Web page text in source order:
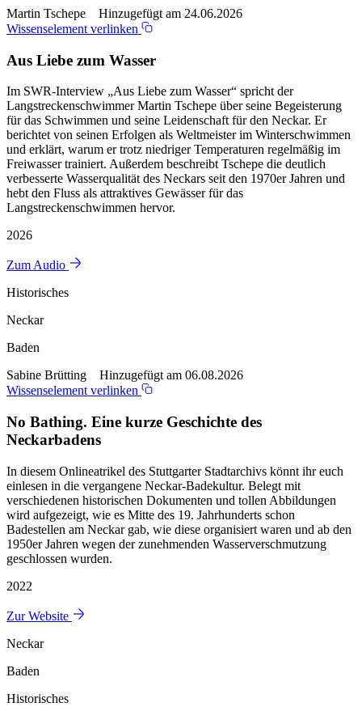
Martin Tschepe Hinzugefügt am 24.06.2026
Wissenselement verlinken
Aus Liebe zum Wasser
Im SWR-Interview „Aus Liebe zum Wasser“ spricht der
Langstreckenschwimmer Martin Tschepe über seine Begeisterung
für das Schwimmen und seine Leidenschaft für den Neckar. Er
berichtet von seinen Erfolgen als Weltmeister im Winterschwimmen
und erklärt, warum er trotz niedriger Temperaturen regelmäßig im
Freiwasser trainiert. Außerdem beschreibt Tschepe die deutlich
verbesserte Wasserqualität des Neckars seit den 1970er Jahren und
hebt den Fluss als attraktives Gewässer für das
Langstreckenschwimmen hervor.
2026
Zum Audio
Historisches
Neckar
Baden
Sabine Brütting Hinzugefügt am 06.08.2026
Wissenselement verlinken
No Bathing. Eine kurze Geschichte des
Neckarbadens
In diesem Onlineatrikel des Stuttgarter Stadtarchivs könnt ihr euch
einlesen in die vergangene Neckar-Badekultur. Belegt mit
verschiedenen historischen Dokumenten und tollen Abbildungen
wird aufgezeigt, wie es Mitte des 19. Jahrhunderts schon
Badestellen am Neckar gab, wie diese organisiert waren und ab den
1950er Jahren wegen der zunehmenden Wasserverschmutzung
geschlossen wurden.
2022
Zur Website
Neckar
Baden
Historisches